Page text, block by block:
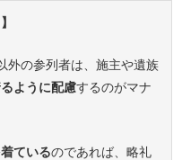
の参列者は、施主や遺族
るように配慮するのがマナ
ているのであれば、略礼